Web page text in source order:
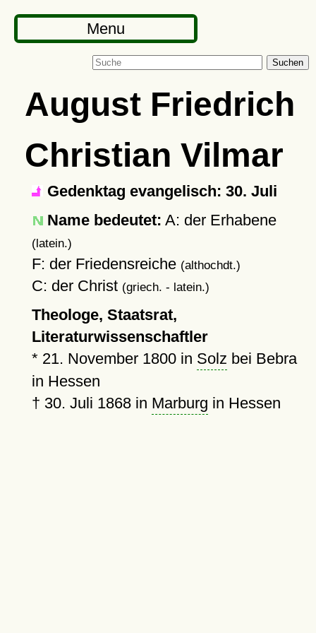
Menu
Suchen
August Friedrich
Christian Vilmar
Gedenktag evangelisch: 30. Juli
Name bedeutet: A: der Erhabene
(latein.)
F: der Friedensreiche (althochdt.)
C: der Christ (griech. - latein.)
Theologe, Staatsrat,
Literaturwissenschaftler
* 21. November 1800in Solz bei Bebra
in Hessen
† 30. Juli 1868in Marburg in Hessen